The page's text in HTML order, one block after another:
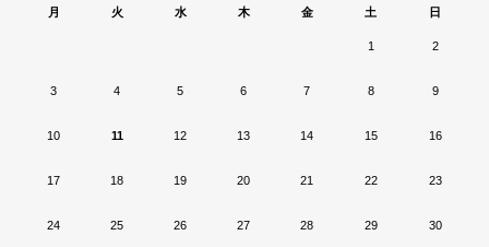
月
火 水 木 金 土 日
1 2
3 4 5 6 7 8 9
10 11 12 13 14 15 16
17 18 19 20 21 22 23
24 25 26 27 28 29 30